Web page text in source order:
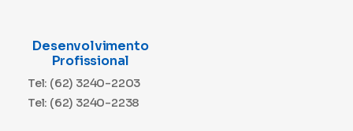
Desenvolvimento
Profissional
Tel: (62) 3240-2203
Tel: (62) 3240-2238